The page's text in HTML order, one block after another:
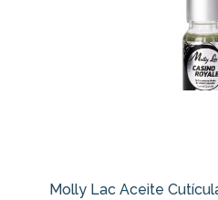
Molly Lac Aceite